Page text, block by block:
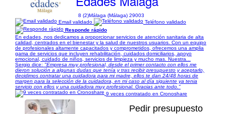
8 (2)Málaga (Málaga) 29003
Email validado
Teléfono validado
Responde rápido
En edades, nos dedicamos a proporcionar servicios de atención sanitaria de alta
calidad, centrados en el bienestar y la salud de nuestros usuarios. Con un equipo
de profesionales altamente capacitados y comprometidos, ofrecemos una amplia
gama de servicios que incluyen rehabilitación, cuidados domiciliarios, apoyo
emocional, cuidado de niños, servicios de limpieza y mucho mas. Nuestra...
Sergio dice: "Empresa muy profesional, desde el primer contacto con ellos me
dieron solución a algunas dudas que tenía y tras recibir presupuesto y aceptarlo,
decidimos contratar una cuidadora para mi madre, ellos te dan 24/48 horas de
margen para la selección de la cuidadora, en mi caso al día siguiente ya tenia
servicio con ellos y una cuidadora muy profesional. Gracias ante todo."
9 veces contratado en Cronoshare
Pedir presupuesto